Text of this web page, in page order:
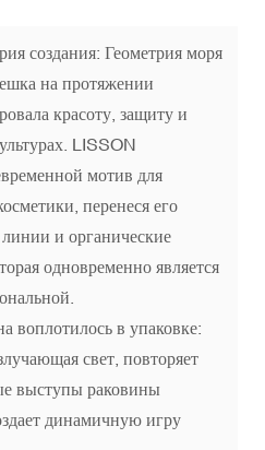
создания: Геометрия моря
на протяжении
красоту, защиту и
LISSON
мотив для
перенеся его
и органические
одновременно является
воплотилось в упаковке:
свет, повторяет
выступы раковины
динамичную игру